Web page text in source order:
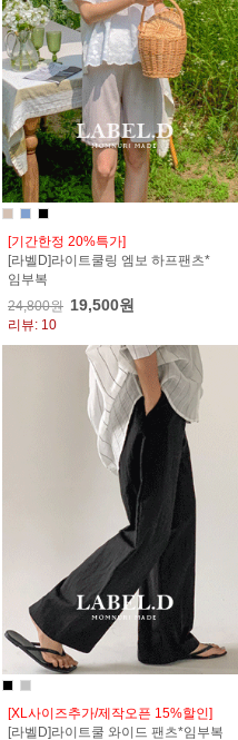
[기간한정 20%특가]
[라벨D]라이트쿨링 엠보 하프팬츠*
임부복
24,800원 19,500원
리뷰: 10
[XL사이즈추가/제작오픈 15%할인]
[라벨D]라이트쿨 와이드 팬츠*임부복